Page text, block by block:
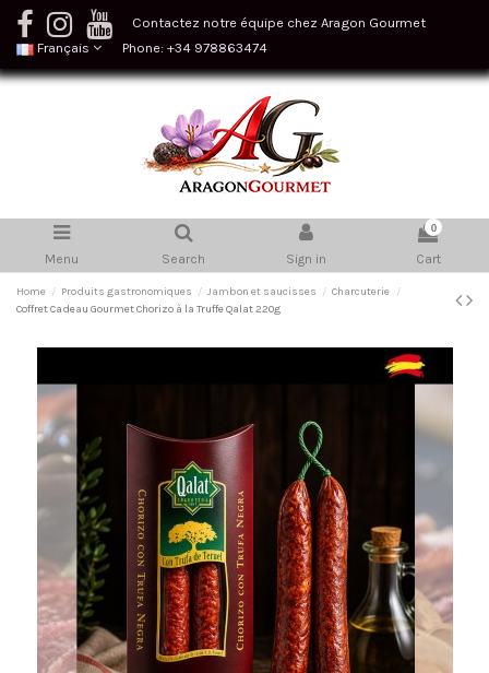
Contactez notre équipe chez Aragon Gourmet
Français
Phone: +34 978863474
Menu Search Sign in
0
Cart
Home Produits gastronomiques Jambon et saucisses
Charcuterie
Coffret Cadeau Gourmet Chorizo ​​à la Truffe Qalat 220g